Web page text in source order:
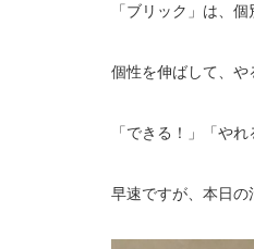
「ブリック」は、
個性を伸ばして、や
「できる！」「や
早速ですが、本日の